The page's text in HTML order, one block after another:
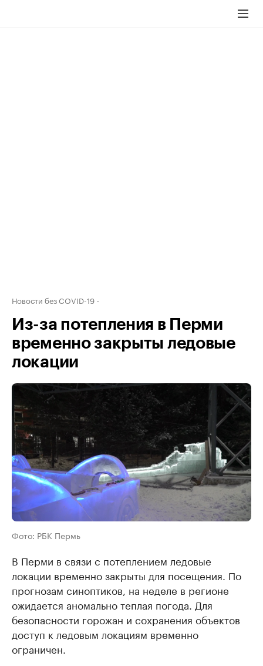
Новости без COVID-19
Из-за потепления в Перми
временно закрыты ледовые
локации
Фото: РБК Пермь
В Перми в связи с потеплением ледовые
локации временно закрыты для посещения. По
прогнозам синоптиков, на неделе в регионе
ожидается аномально теплая погода. Для
безопасности горожан и сохранения объектов
доступ к ледовым локациям временно
ограничен.